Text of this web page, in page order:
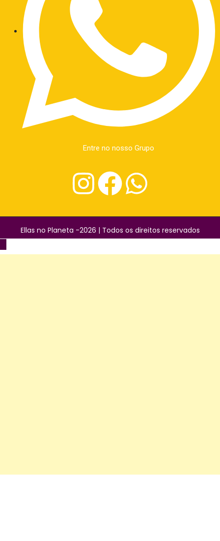
Entre no nosso Grupo
Ellas no Planeta -2026 | Todos os direitos reservados